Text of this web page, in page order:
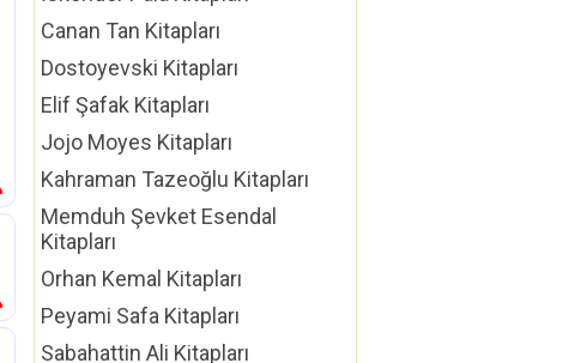
Canan Tan Kitapları
Dostoyevski Kitapları
Elif Şafak Kitapları
Jojo Moyes Kitapları
Kahraman Tazeoğlu Kitapları
Memduh Şevket Esendal
Kitapları
Orhan Kemal Kitapları
Peyami Safa Kitapları
Sabahattin Ali Kitapları